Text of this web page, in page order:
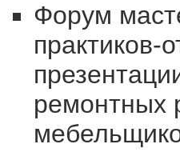
Форум
практиков-
ремонтных